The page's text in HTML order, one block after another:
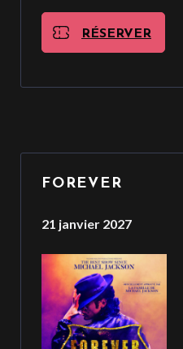
RÉSERVER
FOREVER
21 janvier 2027